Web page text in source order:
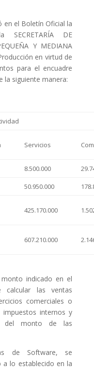
en el Boletín Oficial la
SECRETARÍA DE
Y MEDIANA
en virtud de
para el encuadre
la siguiente manera:
Servicios
8.500.000
50.950.000
425.170.000
607.210.000
indicado en el
calcular las ventas
comerciales o
impuestos internos y
del monto de las
de Software, se
a lo establecido en la